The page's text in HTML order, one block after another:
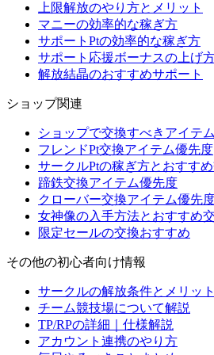
上限解放のやり方とメリット
マニーの効率的な稼ぎ方
サポートPtの効率的な稼ぎ方
サポート応援ボーナスの上げ
解放結晶のおすすめサポート
ショップ関連
ショップで交換すべきアイテム
フレンドPt交換アイテム優先度
サークルPtの稼ぎ方とおすす
蹄鉄交換アイテム優先度
クローバー交換アイテム優先
女神像の入手方法とおすすめ
限定セールの交換おすすめ
その他の初心者向け情報
サークルの解放条件とメリット
チーム競技場について解説
TP/RPの詳細｜仕様解説
アカウント連携のやり方